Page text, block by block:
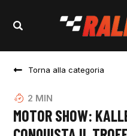
Torna alla categoria
2 MIN
MOTOR SHOW: